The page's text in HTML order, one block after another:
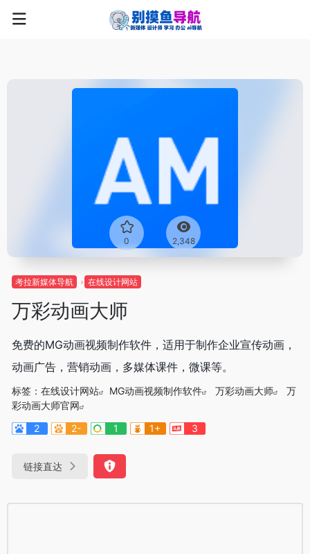
0 2,348
考拉新媒体导航 在线设计网站
万彩动画大师
免费的MG动画视频制作软件，适用于制作企业宣传动画，
动画广告，营销动画，多媒体课件，微课等。
标签： 在线设计网站 MG动画视频制作软件 万彩动画大师
万
彩动画大师官网
2
2- 1 1+ 3
链接直达